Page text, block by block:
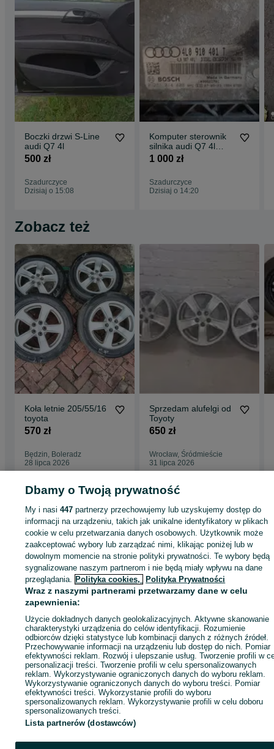
Boczki drzwi S-Line
audi Q7 4l
500 zł
Szadurczyce
Dzisiaj o 15:08
Komputer sterownik
silnika audi Q7 4l
3,0tdi 3,0tdi BUG
1 000 zł
Szadurczyce
Dzisiaj o 14:20
Zobacz też
Koła letnie 205/55/16
toyota
570 zł
Będzin, Boleradz
28 lipca 2026
Sprzedam alufelgi od
Toyoty
650 zł
Wrocław, Śródmieście
31 lipca 2026
Strona główna Motoryzacja Opony i Felgi Felgi Felgi - Opolskie
Felgi -
Szadurczyce
KATEGORIA
ID:1034471092 Wyświetlenia:
Zadzwoń / SMS Wyślij wiadomość
Dbamy o Twoją prywatność
My i nasi447 partnerzy przechowujemy lub uzyskujemy dostęp do
informacji na urządzeniu, takich jak unikalne identyfikatory w plikach
cookie w celu przetwarzania danych osobowych. Użytkownik może
zaakceptować wybory lub zarządzać nimi, klikając poniżej lub w
dowolnym momencie na stronie polityki prywatności. Te wybory będą
sygnalizowane naszym partnerom i nie będą miały wpływu na dane
przeglądania. Polityka cookies, Polityka Prywatności
Wraz z naszymi partnerami przetwarzamy dane w celu
zapewnienia:
Użycie dokładnych danych geolokalizacyjnych. Aktywne skanowanie
charakterystyki urządzenia do celów identyfikacji. Rozumienie
odbiorców dzięki statystyce lub kombinacji danych z różnych źródeł.
Przechowywanie informacji na urządzeniu lub dostęp do nich. Pomiar
efektywności reklam. Rozwój i ulepszanie usług. Tworzenie profili w
personalizacji treści. Tworzenie profili w celu spersonalizowanych
reklam. Wykorzystywanie ograniczonych danych do wyboru reklam.
Wykorzystywanie ograniczonych danych do wyboru treści. Pomiar
efektywności treści. Wykorzystanie profili do wyboru
spersonalizowanych reklam. Wykorzystywanie profili w celu doboru
spersonalizowanych treści.
Lista partnerów (dostawców)